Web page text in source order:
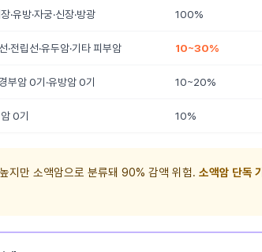
·유방·자궁·신장·방광 100%
·전립선·유두암·기타 피부암 10~30%
부암 0기·유방암 0기 10~20%
0기 10%
지만 소액암으로 분류돼 90% 감액 위험. 소액암 단독